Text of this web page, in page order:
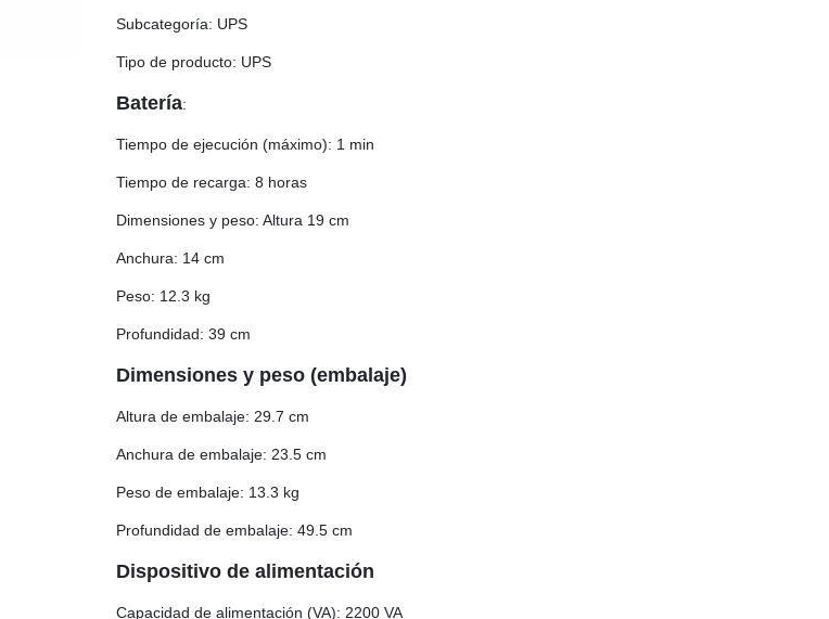
Subcategoría: UPS
Tipo de producto: UPS
Batería:
Tiempo de ejecución (máximo): 1 min
Tiempo de recarga: 8 horas
Dimensiones y peso: Altura 19 cm
Anchura: 14 cm
Peso: 12.3 kg
Profundidad: 39 cm
Dimensiones y peso (embalaje)
Altura de embalaje: 29.7 cm
Anchura de embalaje: 23.5 cm
Peso de embalaje: 13.3 kg
Profundidad de embalaje: 49.5 cm
Dispositivo de alimentación
Capacidad de alimentación (VA): 2200 VA